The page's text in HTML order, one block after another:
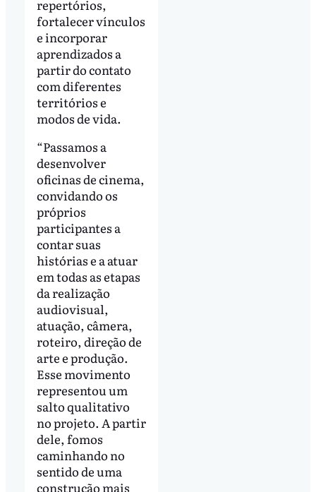
repertórios,
fortalecer vínculos
e incorporar
aprendizados a
partir do contato
com diferentes
territórios e
modos de vida.
“Passamos a
desenvolver
oficinas de cinema,
convidando os
próprios
participantes a
contar suas
histórias e a atuar
em todas as etapas
da realização
audiovisual,
atuação, câmera,
roteiro, direção de
arte e produção.
Esse movimento
representou um
salto qualitativo
no projeto. A partir
dele, fomos
caminhando no
sentido de uma
construção mais